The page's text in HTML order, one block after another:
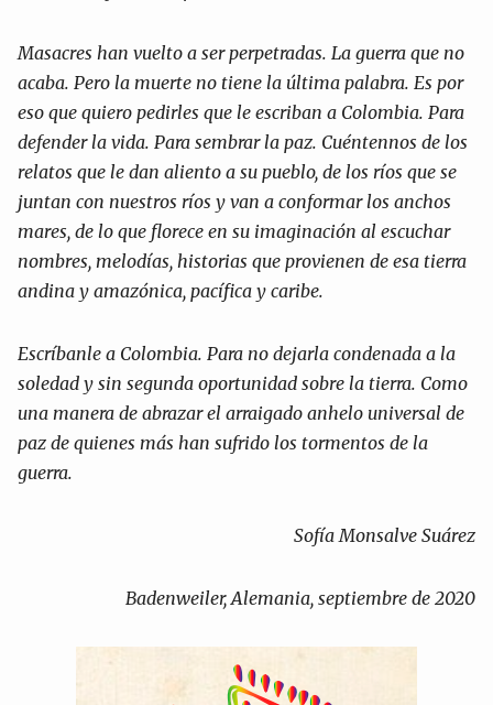
Masacres han vuelto a serperpetradas. La guerra que no
acaba. Pero la muerte no tiene la última palabra. Es por
eso que quiero pedirles que le escriban a Colombia. Para
defender la vida. Para sembrar la paz. Cuéntennos de los
relatos que le dan aliento a su pueblo, de los ríos que se
juntan con nuestros ríos y van a conformar los anchos
mares, de lo que florece en su imaginación al escuchar
nombres, melodías, historias que provienen de esa tierra
andina y amazónica, pacífica y caribe.
Escríbanle a Colombia. Para no dejarla condenada a la
soledad y sin segunda oportunidad sobre la tierra. Como
una manera de abrazar el arraigado anhelo universal de
paz de quienes más han sufrido los tormentos de la
guerra.
Sofía Monsalve Suárez
Badenweiler, Alemania, septiembre de 2020